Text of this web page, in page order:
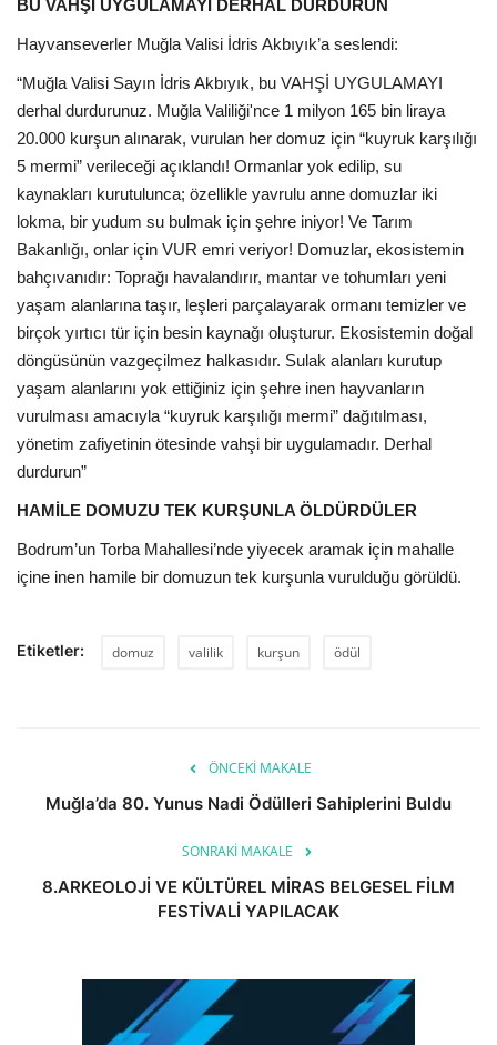
BU VAHŞİ UYGULAMAYI DERHAL DURDURUN
Hayvanseverler Muğla Valisi İdris Akbıyık’a seslendi:
“Muğla Valisi Sayın İdris Akbıyık, bu VAHŞİ UYGULAMAYI
derhal durdurunuz. Muğla Valiliği'nce 1 milyon 165 bin liraya
20.000 kurşun alınarak, vurulan her domuz için “kuyruk karşılığı
5 mermi” verileceği açıklandı! Ormanlar yok edilip, su
kaynakları kurutulunca; özellikle yavrulu anne domuzlar iki
lokma, bir yudum su bulmak için şehre iniyor! Ve Tarım
Bakanlığı, onlar için VUR emri veriyor! Domuzlar, ekosistemin
bahçıvanıdır: Toprağı havalandırır, mantar ve tohumları yeni
yaşam alanlarına taşır, leşleri parçalayarak ormanı temizler ve
birçok yırtıcı tür için besin kaynağı oluşturur. Ekosistemin doğal
döngüsünün vazgeçilmez halkasıdır. Sulak alanları kurutup
yaşam alanlarını yok ettiğiniz için şehre inen hayvanların
vurulması amacıyla “kuyruk karşılığı mermi” dağıtılması,
yönetim zafiyetinin ötesinde vahşi bir uygulamadır. Derhal
durdurun”
HAMİLE DOMUZU TEK KURŞUNLA ÖLDÜRDÜLER
Bodrum’un Torba Mahallesi’nde yiyecek aramak için mahalle
içine inen hamile bir domuzun tek kurşunla vurulduğu görüldü.
Etiketler: domuz valilik kurşun ödül
ÖNCEKI MAKALE
Muğla’da 80. Yunus Nadi Ödülleri Sahiplerini Buldu
SONRAKI MAKALE
8.ARKEOLOJİ VE KÜLTÜREL MİRAS BELGESEL FİLM
FESTİVALİ YAPILACAK